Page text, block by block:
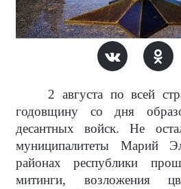
2 августа по всей
годовщину со дня
десантных войск. Не
муниципалитеты Марий
районах республики
митинги, возложения